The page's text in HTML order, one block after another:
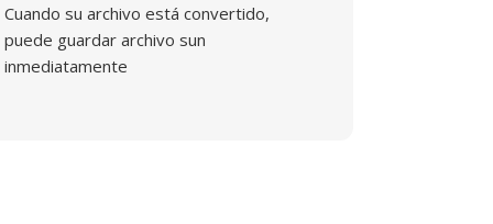
Cuando su archivo está convertido,
puede guardar archivo sun
inmediatamente